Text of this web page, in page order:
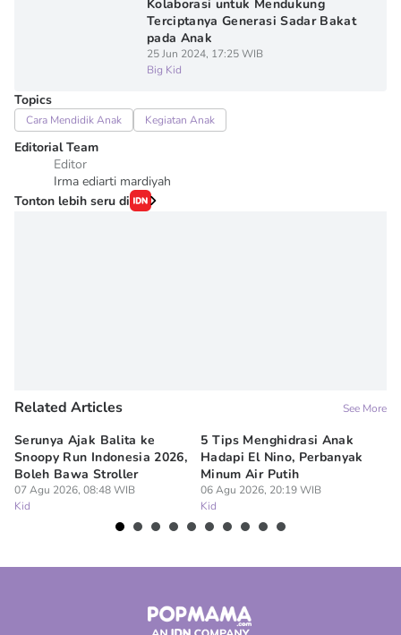
Kolaborasi untuk Mendukung
Terciptanya Generasi Sadar Bakat
pada Anak
25 Jun 2024, 17:25 WIB
Big Kid
Topics
Cara Mendidik Anak Kegiatan Anak
Editorial Team
Editor
Irma ediarti mardiyah
Tonton lebih seru di
Related Articles See More
Serunya Ajak Balita ke
Snoopy Run Indonesia 2026,
Boleh Bawa Stroller
07 Agu 2026, 08:48 WIB
Kid
5 Tips Menghidrasi Anak
Hadapi El Nino, Perbanyak
Minum Air Putih
06 Agu 2026, 20:19 WIB
Kid